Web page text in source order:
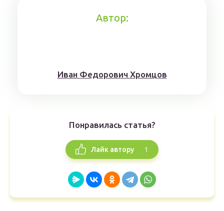
Автор:
Иван Федорович Хромцов
Понравилась статья?
Лайк автору 1